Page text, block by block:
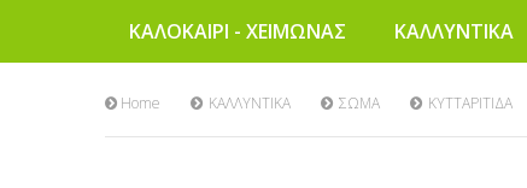
ΚΑΛΟΚΑΙΡΙ - ΧΕΙΜΩΝΑΣ ΚΑΛΛΥΝΤΙΚΑ
Home ΚΑΛΛΥΝΤΙΚΑ ΣΩΜΑ ΚΥΤΤΑΡΙΤΙΔΑ